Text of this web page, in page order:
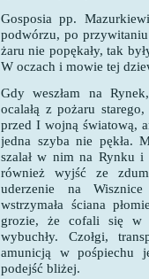
Gosposia pp.
podwórzu, po przywitaniu
żaru nie popękały, tak
W oczach i mowie tej
Gdy weszłam na
ocalałą z pożaru
przed I wojną światową,
jedna szyba nie pękła.
szalał w nim na Rynku i
również wyjść ze
uderzenie na
wstrzymała ściana
grozie, że cofali się
wybuchły. Czołgi,
amunicją w pośpiechu
podejść bliżej.